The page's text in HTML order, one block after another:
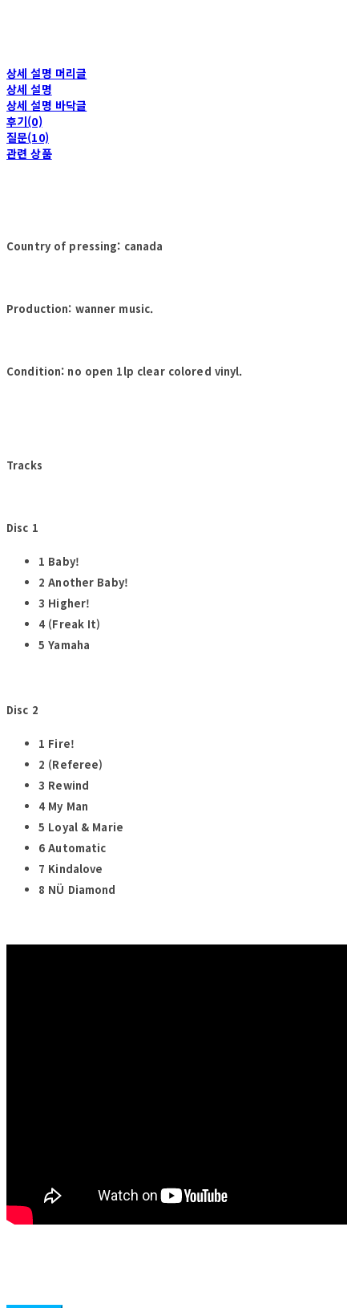
상세 설명 머리글
상세 설명
상세 설명 바닥글
후기(0)
질문(10)
관련 상품
Country of pressing: canada
Production: wanner music.
Condition: no open 1lp clear colored vinyl.
Tracks
Disc 1
1 Baby!
2 Another Baby!
3 Higher!
4 (Freak It)
5 Yamaha
Disc 2
1 Fire!
2 (Referee)
3 Rewind
4 My Man
5 Loyal & Marie
6 Automatic
7 Kindalove
8 NÜ Diamond